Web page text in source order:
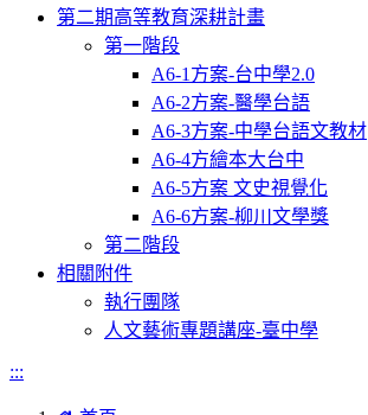
第二期高等教育深耕計畫
第一階段
A6-1方案-台中學2.0
A6-2方案-醫學台語
A6-3方案-中學台語文教材
A6-4方繪本大台中
A6-5方案 文史視覺化
A6-6方案-柳川文學獎
第二階段
相關附件
執行團隊
人文藝術專題講座-臺中學
:::